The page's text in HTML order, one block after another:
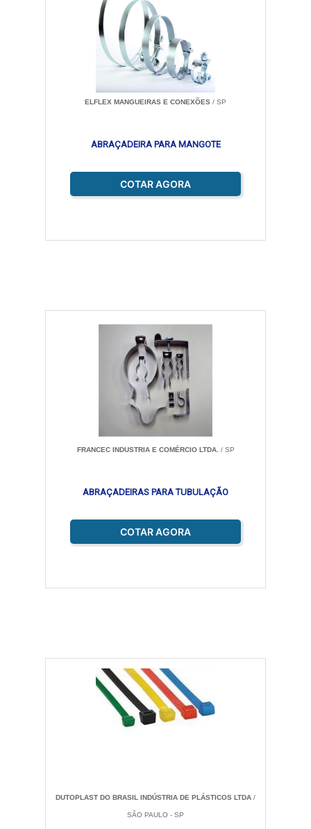
ELFLEX MANGUEIRAS E CONEXÕES / SP
ABRAÇADEIRA PARA MANGOTE
COTAR AGORA
FRANCEC INDUSTRIA E COMÉRCIO LTDA. / SP
ABRAÇADEIRAS PARA TUBULAÇÃO
COTAR AGORA
DUTOPLAST DO BRASIL INDÚSTRIA DE PLÁSTICOS LTDA /
SÃO PAULO - SP